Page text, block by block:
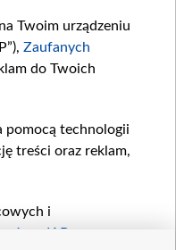
Twoim urządzeniu
Zaufanych
do Twoich
pomocą technologii
treści oraz reklam,
i
z IAB